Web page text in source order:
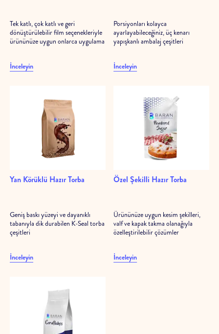
Tek katlı, çok katlı ve geri
dönüştürülebilir film seçenekleriyle
ürününüze uygun onlarca uygulama
İnceleyin
Porsiyonları kolayca
ayarlayabileceğiniz, üç kenarı
yapışkanlı ambalaj çeşitleri
İnceleyin
Yan Körüklü Hazır Torba
Geniş baskı yüzeyi ve dayanıklı
tabanıyla dik durabilen K-Seal torba
çeşitleri
İnceleyin
Özel Şekilli Hazır Torba
Ürününüze uygun kesim şekilleri,
valf ve kapak takma olanağıyla
özelleştirilebilir çözümler
İnceleyin